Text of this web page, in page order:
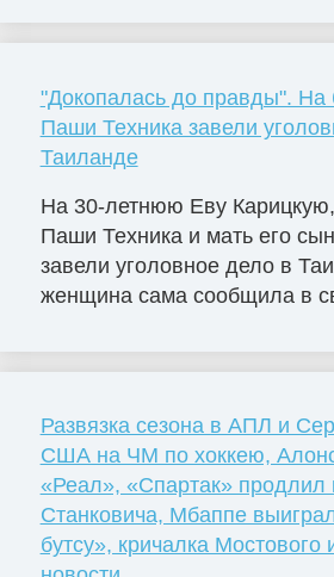
"Докопалась до правды".
Паши Техника завели
Таиланде
На 30-летнюю Еву
Паши Техника и мать его
завели уголовное дело в
женщина сама сообщила в
Развязка сезона в АПЛ и
США на ЧМ по хоккею,
«Реал», «Спартак» продлил
Станковича, Мбаппе
бутсу», кричалка Мостового